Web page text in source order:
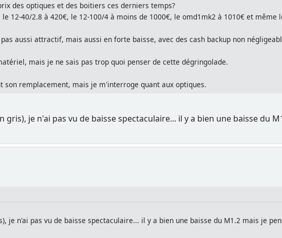
des optiques et des boitiers ces derniers temps?
12-40/2.8 à 420€, le 12-100/4 à moins de 1000€, le omd1mk2 à 1010€ et même
aussi attractif, mais aussi en forte baisse, avec des cash backup non
mais je ne sais pas trop quoi penser de cette dégringolade.
remplacement, mais je m'interroge quant aux optiques.
je n'ai pas vu de baisse spectaculaire... il y a bien une baisse du
je n'ai pas vu de baisse spectaculaire... il y a bien une baisse du M1.2 mais je